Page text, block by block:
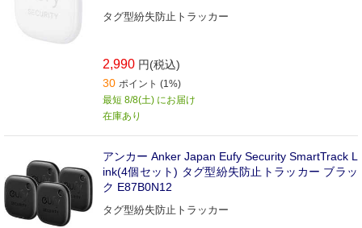
タグ型紛失防止トラッカー
2,990 円(税込)
30 ポイント (1%)
最短 8/8(土) にお届け
在庫あり
アンカー Anker Japan Eufy Security SmartTrack L
ink(4個セット) タグ型紛失防止トラッカー ブラッ
ク E87B0N12
タグ型紛失防止トラッカー